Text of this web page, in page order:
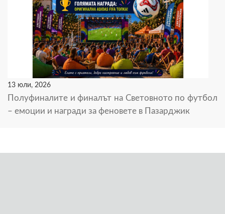
13 юли, 2026
Полуфиналите и финалът на Световното по футбол
– емоции и награди за феновете в Пазарджик